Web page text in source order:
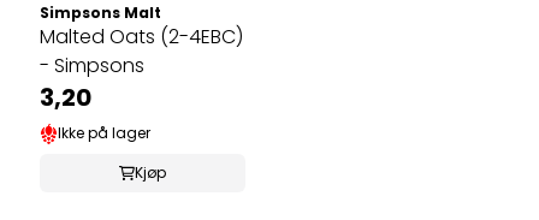
Simpsons Malt
Malted Oats (2-4EBC)
- Simpsons
3,20
Ikke på lager
Kjøp